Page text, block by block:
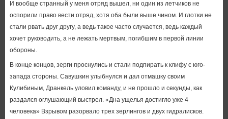
И вообще странный у меня отряд вышел, ни один из летчиков не
оспорили право вести отряд, хотя оба были выше чином. И глотки не
стали рвать друг другу, а ведь такое часто случается, ведь каждый
хочет руководить, а не лежать мертвым, погибшим в первой линии
обороны.
В конце концов, зерги проснулись и стали подпирать к клифу с юго-
запада стороны. Савушкин улыбнулся и дал отмашку своим
Кулибиным, Дранкель уловил команду, и не прошло и секунды, как
раздался оглушающий выстрел. «Дна ущелья достигло уже 4
человека» Взрывом разорвало трех зерлингов и двух гидралисков.